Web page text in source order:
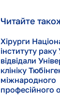
Читайте
Хірурги
інституту раку
відвідали
клініку
міжнародного
професійного